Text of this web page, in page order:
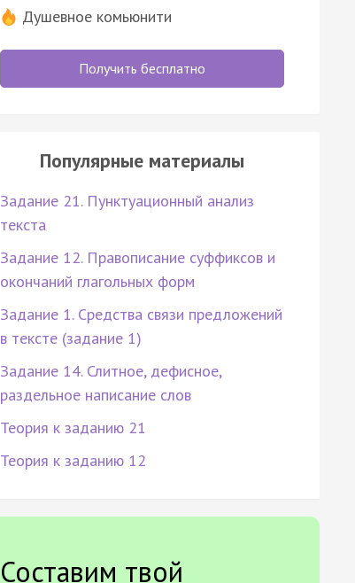
Душевное комьюнити
Получить бесплатно
Популярные материалы
Задание 21. Пунктуационный анализ
текста
Задание 12. Правописание суффиксов и
окончаний глагольных форм
Задание 1. Средства связи предложений
в тексте (задание 1)
Задание 14. Слитное, дефисное,
раздельное написание слов
Теория к заданию 21
Теория к заданию 12
Составим твой